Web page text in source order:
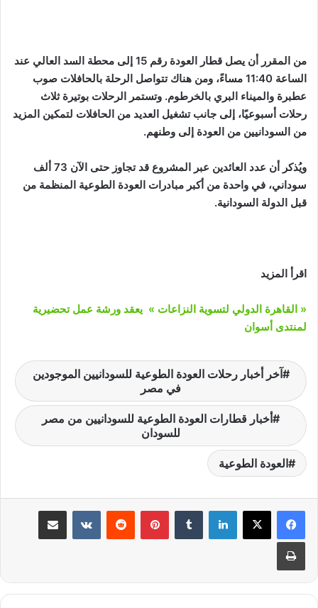
من المقرر أن يصل قطار العودة رقم 15 إلى محطة السد العالي عند
الساعة 11:40 مساءً، ومن هناك تتواصل الرحلة بالحافلات صوب
عطبرة والميناء البري بالخرطوم. وتستمر الرحلات بوتيرة ثلاث
رحلات أسبوعيًا، إلى جانب تشغيل العديد من الحافلات لتمكين المزيد
من السودانيين من العودة إلى وطنهم.
ويُذكر أن عدد العائدين عبر المشروع قد تجاوز حتى الآن 73 ألف
سوداني، في واحدة من أكبر مبادرات العودة الطوعية المنظمة من
قبل الدولة السودانية.
اقرأ المزيد
« القاهرة الدولي لتسوية النزاعات » يعقد ورشة عمل تحضيرية
لمنتدى أسوان
آخر أخبار رحلات العودة الطوعية للسودانيين الموجودين
في مصر
أخبار قطارات العودة الطوعية للسودانيين من مصر
للسودان
العودة الطوعية
لينكدإن بينتيريست